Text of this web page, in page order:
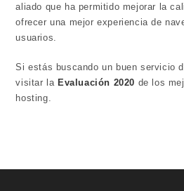
aliado que ha permitido mejorar la
ofrecer una mejor experiencia de
usuarios.
Si estás buscando un buen servicio
visitar laEvaluación 2020 de los
hosting.